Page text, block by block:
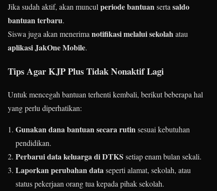
Jika sudah aktif, akan muncul periode bantuanserta saldo
bantuan terbaru.
Siswa juga akan menerima notifikasi melalui sekolahatau
aplikasi JakOne Mobile.
Tips Agar KJP Plus Tidak Nonaktif Lagi
Untuk mencegah bantuan terhenti kembali, berikut beberapa hal
yang perlu diperhatikan:
Gunakan dana bantuan secara rutinsesuai kebutuhan
pendidikan.
Perbarui data keluarga di DTKS setiap enam bulan sekali.
Laporkan perubahan dataseperti alamat, sekolah, atau
status pekerjaan orang tua kepada pihak sekolah.